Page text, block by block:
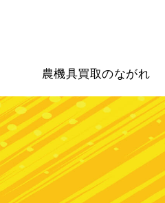
農機具買取のながれ
クボタ コンバイン ER320 GW 3条刈り 20馬力 203時間